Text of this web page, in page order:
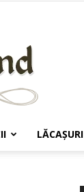
LĂCAŞURI